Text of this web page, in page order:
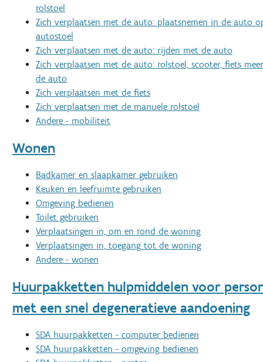
rolstoel
Zich verplaatsen met de auto: plaatsnemen in de auto
autostoel
Zich verplaatsen met de auto: rijden met de auto
Zich verplaatsen met de auto: rolstoel, scooter, fiets
de auto
Zich verplaatsen met de fiets
Zich verplaatsen met de manuele rolstoel
Andere - mobiliteit
Wonen
Badkamer en slaapkamer gebruiken
Keuken en leefruimte gebruiken
Omgeving bedienen
Toilet gebruiken
Verplaatsingen in, om en rond de woning
Verplaatsingen in, toegang tot de woning
Andere - wonen
Huurpakketten hulpmiddelen voor
met een snel degeneratieve aandoening
SDA huurpakketten - computer bedienen
SDA huurpakketten - omgeving bedienen